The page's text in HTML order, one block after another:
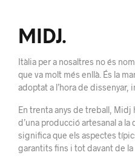
MIDJ.
Itàlia per a nosaltres no és
que va molt més enllà. És la
adoptat a l’hora de dissenyar,
En trenta anys de treball, Midj
d’una producció artesanal a
significa que els aspectes
garantits fins i tot davant de la